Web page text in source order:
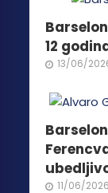
12
13/06/
11/06/2026